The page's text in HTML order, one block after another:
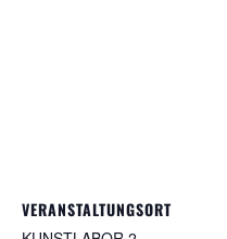
VERANSTALTUNGSORT